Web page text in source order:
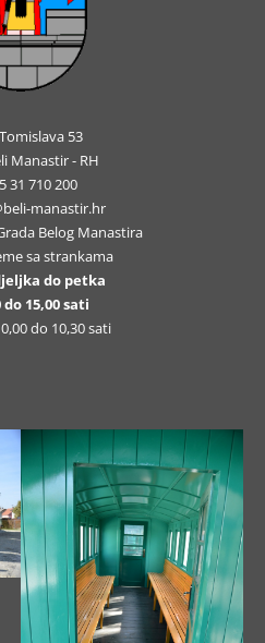
53
Manastir - RH
31 710 200
manastir.hr
Belog Manastira
sa strankama
do petka
do 15,00 sati
do 10,30 sati